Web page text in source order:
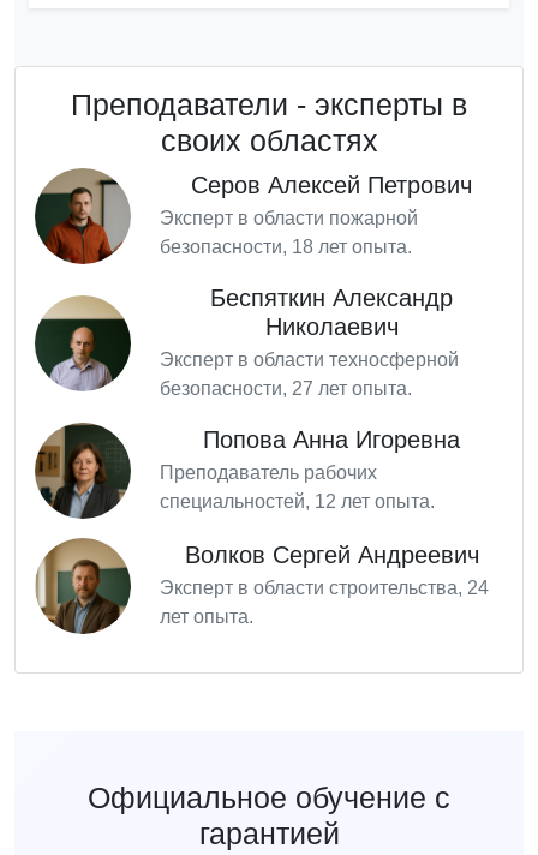
Преподаватели - эксперты в
своих областях
Серов Алексей Петрович
Эксперт в области пожарной
безопасности, 18 лет опыта.
Беспяткин Александр
Николаевич
Эксперт в области техносферной
безопасности, 27 лет опыта.
Попова Анна Игоревна
Преподаватель рабочих
специальностей, 12 лет опыта.
Волков Сергей Андреевич
Эксперт в области строительства, 24
лет опыта.
Официальное обучение с
гарантией